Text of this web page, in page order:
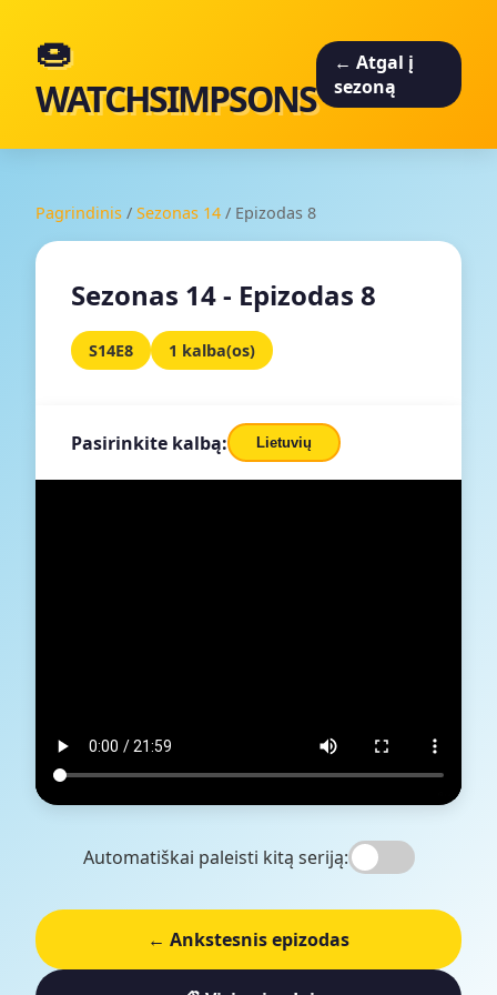
🍩
WATCHSIMPSONS
← Atgal į
sezoną
Pagrindinis / Sezonas 14 / Epizodas 8
Sezonas 14 - Epizodas 8
S14E8 1 kalba(os)
Pasirinkite kalbą: Lietuvių
Automatiškai paleisti kitą seriją:
← Ankstesnis epizodas